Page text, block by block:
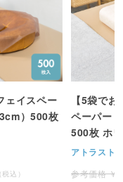
ェイスペー
）500枚
【5袋で
ペーパー
500枚 ホ
アトラスト